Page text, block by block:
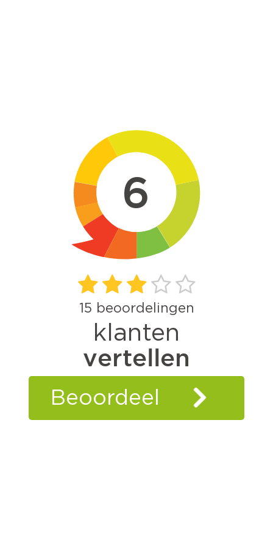
6
15 beoordelingen
klanten
vertellen
Beoordeel